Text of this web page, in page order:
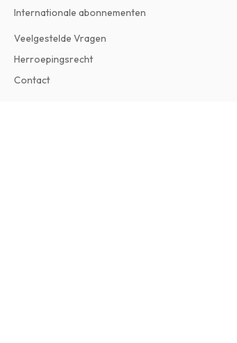
Internationale abonnementen
Veelgestelde Vragen
Herroepingsrecht
Contact